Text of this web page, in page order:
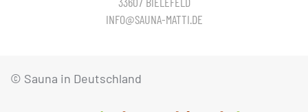
INFO@SAUNA-MATTI.DE
© Sauna in Deutschland